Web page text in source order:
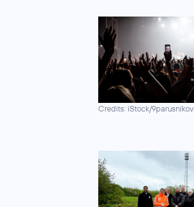
Credits: iStock/9parusnikov